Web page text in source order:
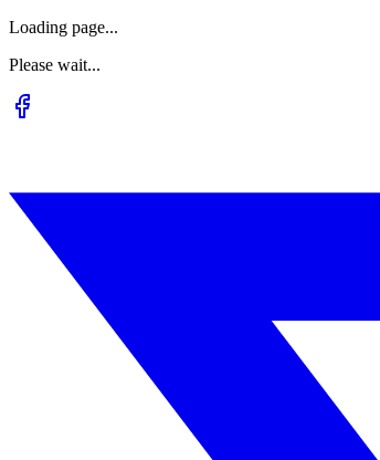
Loading page...
Please wait...